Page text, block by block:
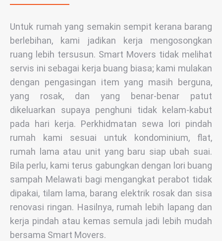
Untuk rumah yang semakin sempit kerana barang
berlebihan, kami jadikan kerja mengosongkan
ruang lebih tersusun. Smart Movers tidak melihat
servis ini sebagai kerja buang biasa; kami mulakan
dengan pengasingan item yang masih berguna,
yang rosak, dan yang benar-benar patut
dikeluarkan supaya penghuni tidak kelam-kabut
pada hari kerja. Perkhidmatan sewa lori pindah
rumah kami sesuai untuk kondominium, flat,
rumah lama atau unit yang baru siap ubah suai.
Bila perlu, kami terus gabungkan dengan lori buang
sampah Melawati bagi mengangkat perabot tidak
dipakai, tilam lama, barang elektrik rosak dan sisa
renovasi ringan. Hasilnya, rumah lebih lapang dan
kerja pindah atau kemas semula jadi lebih mudah
bersama Smart Movers.